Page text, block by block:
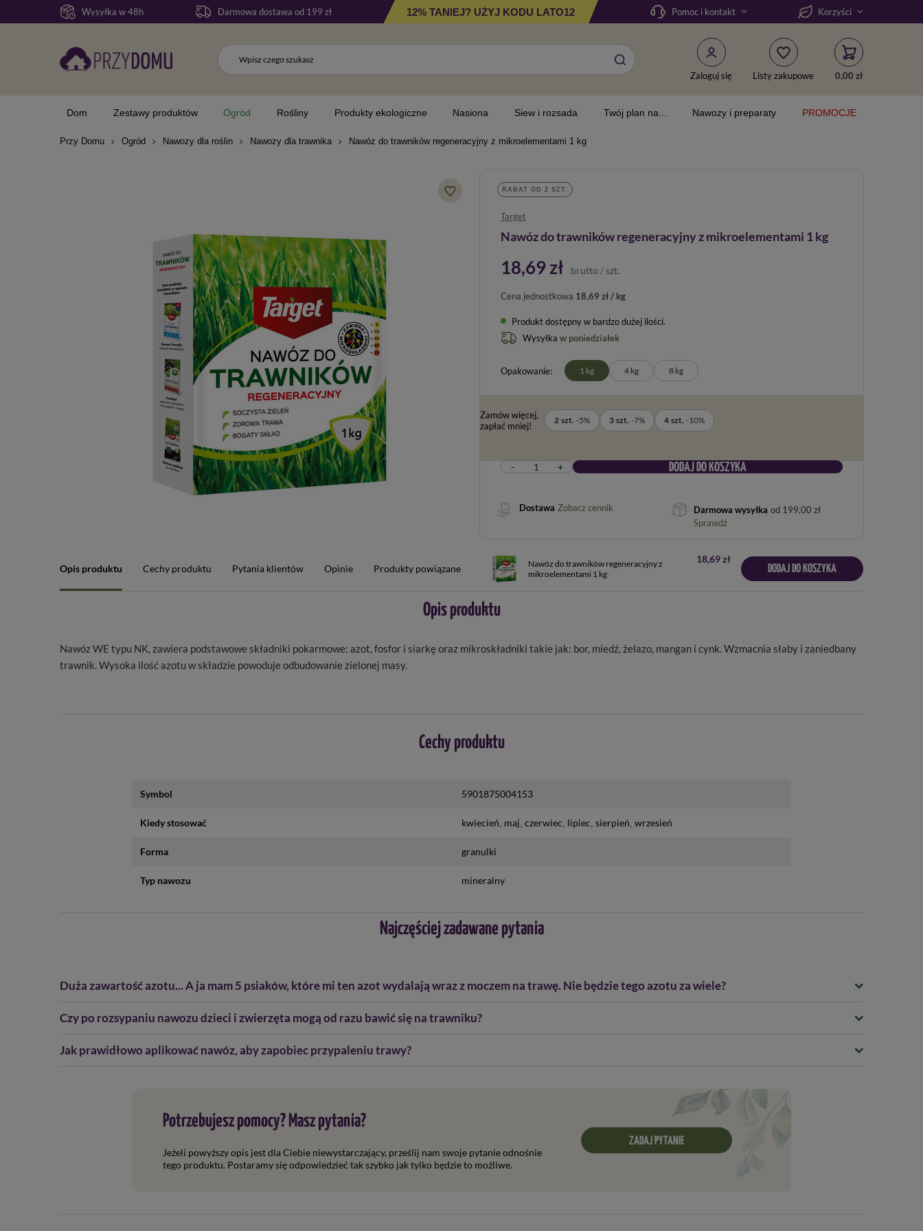
Wysyłka w 48h Darmowa dostawa od 199 zł 12% TANIEJ? UŻYJ KODU LATO12 Pomoc i kontakt Korzyści
Zaloguj się Listy zakupowe 0,00 zł
Dom Zestawy produktów Ogród Rośliny Produkty ekologiczne Nasiona Siew i rozsada Twój plan na... Nawozy i preparaty PROMOCJE
Przy Domu Ogród Nawozy dla roślin Nawozy dla trawnika Nawóz do trawników regeneracyjny z mikroelementami 1 kg
RABAT OD 2 SZT.
Target
Nawóz do trawników regeneracyjny z mikroelementami 1 kg
18,69 zł brutto / szt.
Cena jednostkowa 18,69 zł / kg
Produkt dostępny w bardzo dużej ilości
Wysyłka w poniedziałek
Opakowanie 1 kg 4 kg 8 kg
Zamów więcej,
zapłać mniej!
2 szt. -5% 3 szt. -7% 4 szt. -10%
- + DODAJ DO KOSZYKA
Dostawa Zobacz cennik Darmowa wysyłka od 199,00 zł
Sprawdź
Opis produktu Cechy produktu Pytania klientów Opinie Produkty powiązane
Nawóz do trawników regeneracyjny z
mikroelementami 1 kg
18,69 zł
DODAJ DO KOSZYKA
Opis produktu
Nawóz WE typu NK, zawiera podstawowe składniki pokarmowe: azot, fosfor i siarkę oraz mikroskładniki takie jak: bor, miedź, żelazo, mangan i cynk. Wzmacnia słaby i zaniedbany
trawnik. Wysoka ilość azotu w składzie powoduje odbudowanie zielonej masy.
Cechy produktu
Symbol 5901875004153
Kiedy stosować kwiecień maj czerwiec lipiec sierpień wrzesień
Forma granulki
Typ nawozu mineralny
Najczęściej zadawane pytania
Duża zawartość azotu... A ja mam 5 psiaków, które mi ten azot wydalają wraz z moczem na trawę. Nie będzie tego azotu za wiele?
Czy po rozsypaniu nawozu dzieci i zwierzęta mogą od razu bawić się na trawniku?
Jak prawidłowo aplikować nawóz, aby zapobiec przypaleniu trawy?
Potrzebujesz pomocy? Masz pytania?
Jeżeli powyższy opis jest dla Ciebie niewystarczający, prześlij nam swoje pytanie odnośnie
tego produktu. Postaramy się odpowiedzieć tak szybko jak tylko będzie to możliwe.
ZADAJ PYTANIE